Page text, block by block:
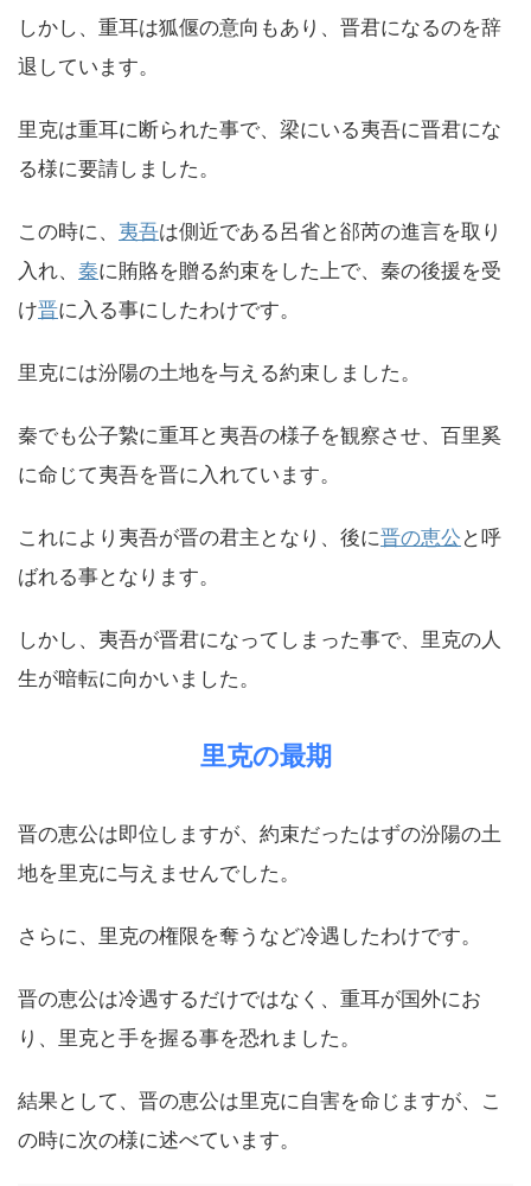
しかし、重耳は狐偃の意向もあり、晋君になるのを辞
退しています。
里克は重耳に断られた事で、梁にいる夷吾に晋君にな
る様に要請しました。
この時に、 夷吾は側近である呂省と郤芮の進言を取り
入れ、 秦に賄賂を贈る約束をした上で、秦の後援を受
け晋に入る事にしたわけです。
里克には汾陽の土地を与える約束しました。
秦でも公子縶に重耳と夷吾の様子を観察させ、百里奚
に命じて夷吾を晋に入れています。
これにより夷吾が晋の君主となり、後に晋の恵公 と呼
ばれる事となります。
しかし、夷吾が晋君になってしまった事で、里克の人
生が暗転に向かいました。
里克の最期
晋の恵公は即位しますが、約束だったはずの汾陽の土
地を里克に与えませんでした。
さらに、里克の権限を奪うなど冷遇したわけです。
晋の恵公は冷遇するだけではなく、重耳が国外にお
り、里克と手を握る事を恐れました。
結果として、晋の恵公は里克に自害を命じますが、こ
の時に次の様に述べています。